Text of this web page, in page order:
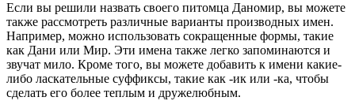
Если вы решили назвать своего питомца Даномир, вы можете
также рассмотреть различные варианты производных имен.
Например, можно использовать сокращенные формы, такие
как Дани или Мир. Эти имена также легко запоминаются и
звучат мило. Кроме того, вы можете добавить к имени какие-
либо ласкательные суффиксы, такие как -ик или -ка, чтобы
сделать его более теплым и дружелюбным.